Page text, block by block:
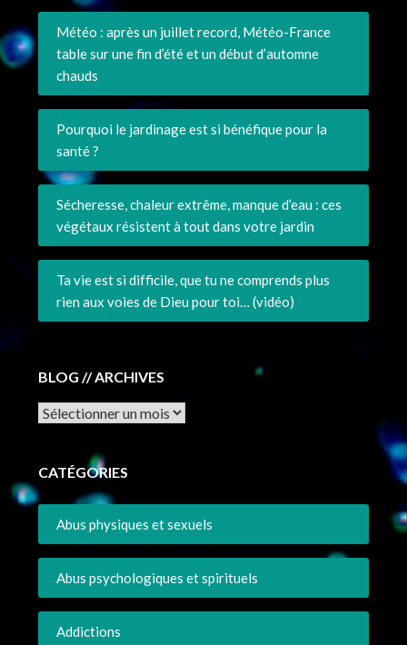
Météo : après un juillet record, Météo-France
table sur une fin d’été et un début d’automne
chauds
Pourquoi le jardinage est si bénéfique pour la
santé ?
Sécheresse, chaleur extrême, manque d’eau : ces
végétaux résistent à tout dans votre jardin
Ta vie est si difficile, que tu ne comprends plus
rien aux voies de Dieu pour toi… (vidéo)
BLOG // ARCHIVES
Archives
CATÉGORIES
Abus physiques et sexuels
Abus psychologiques et spirituels
Addictions